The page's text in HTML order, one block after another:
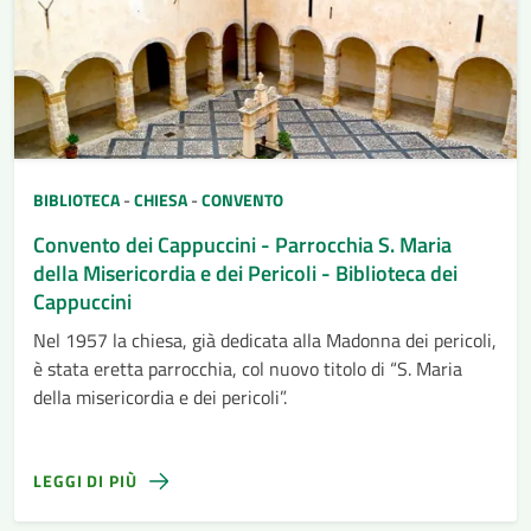
BIBLIOTECA-CHIESA-CONVENTO
Convento dei Cappuccini - Parrocchia S. Maria
della Misericordia e dei Pericoli - Biblioteca dei
Cappuccini
Nel 1957 la chiesa, già dedicata alla Madonna dei pericoli,
è stata eretta parrocchia, col nuovo titolo di “S. Maria
della misericordia e dei pericoli”.
LEGGI DI PIÙ